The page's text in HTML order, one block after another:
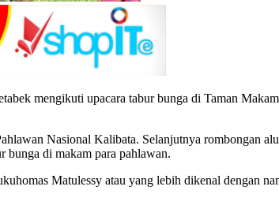
mengikuti upacara tabur bunga di Taman
Nasional Kalibata. Selanjutnya rombongan
bunga di makam para pahlawan.
Matulessy atau yang lebih dikenal dengan